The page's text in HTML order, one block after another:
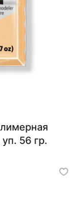
56 гр.